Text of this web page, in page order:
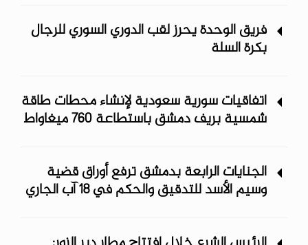
فريق الوحدة يحرز لقب الدوري السوري للرجال
بكرة السلة
اتفاقيات سورية سعودية لإنشاء محطات طاقة
شمسية ‏بريف دمشق باستطاعة 760 ميغاواط
الجنايات الرابعة بدمشق ترفع أوراق قضية
وسيم الأسد للتدقيق والحكم في 18 آب الجاري